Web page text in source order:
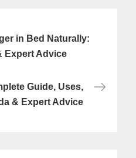
in Bed Naturally:
Expert Advice
Guide, Uses,
& Expert Advice